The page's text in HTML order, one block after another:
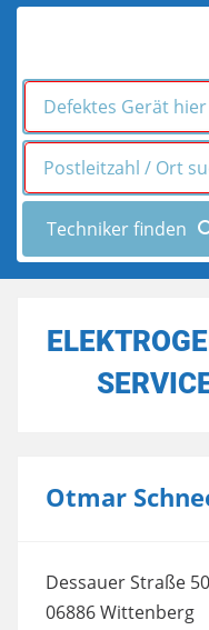
Otmar
Dessauer Straße 50
06886 Wittenberg